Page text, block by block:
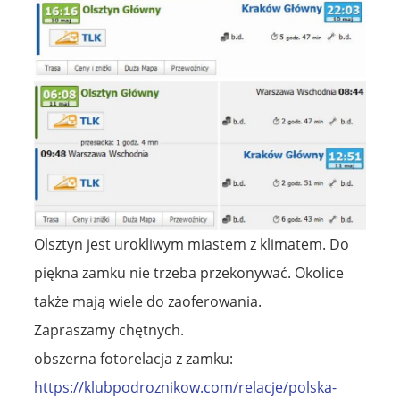
Olsztyn jest urokliwym miastem z klimatem. Do
piękna zamku nie trzeba przekonywać. Okolice
także mają wiele do zaoferowania.
Zapraszamy chętnych.
obszerna fotorelacja z zamku:
https://klubpodroznikow.com/relacje/polska-